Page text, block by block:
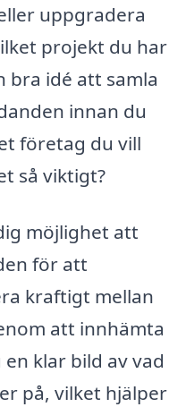
uppgradera
projekt du har
bra idé att samla
innan du
företag du vill
så viktigt?
möjlighet att
för att
kraftigt mellan
att innhämta
klar bild av vad
på, vilket hjälper